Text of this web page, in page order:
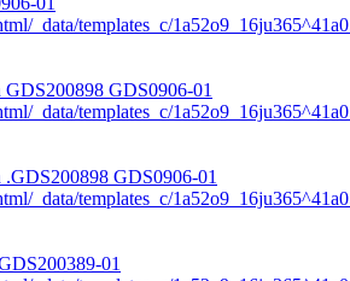
_data/templates_c/
_data/templates_c/
_data/templates_c/